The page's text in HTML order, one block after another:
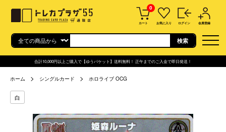
0
カート お気に入り ログイン 会員登録
合計10,000円以上ご購入で【ゆうパケット】送料無料！ 正午までのご入金で即日発送！
ホーム シングルカード ホロライブ OCG
白